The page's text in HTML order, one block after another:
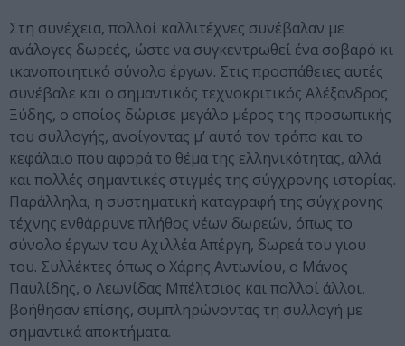
Στη συνέχεια, πολλοί καλλιτέχνες συνέβαλαν με
ανάλογες δωρεές, ώστε να συγκεντρωθεί ένα σοβαρό κι
ικανοποιητικό σύνολο έργων. Στις προσπάθειες αυτές
συνέβαλε και ο σημαντικός τεχνοκριτικός Αλέξανδρος
Ξύδης, ο οποίος δώρισε μεγάλο μέρος της προσωπικής
του συλλογής, ανοίγοντας μ’ αυτό τον τρόπο και το
κεφάλαιο που αφορά το θέμα της ελληνικότητας, αλλά
και πολλές σημαντικές στιγμές της σύγχρονης ιστορίας.
Παράλληλα, η συστηματική καταγραφή της σύγχρονης
τέχνης ενθάρρυνε πλήθος νέων δωρεών, όπως το
σύνολο έργων του Αχιλλέα Απέργη, δωρεά του γιου
του. Συλλέκτες όπως ο Χάρης Αντωνίου, ο Μάνος
Παυλίδης, ο Λεωνίδας Μπέλτσιος και πολλοί άλλοι,
βοήθησαν επίσης, συμπληρώνοντας τη συλλογή με
σημαντικά αποκτήματα.